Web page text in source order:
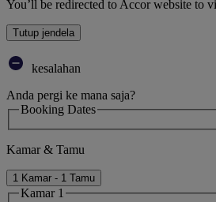
You’ll be redirected to Accor website to
Tutup jendela
kesalahan
Anda pergi ke mana saja?
Booking Dates
Kamar & Tamu
1 Kamar - 1 Tamu
Kamar 1